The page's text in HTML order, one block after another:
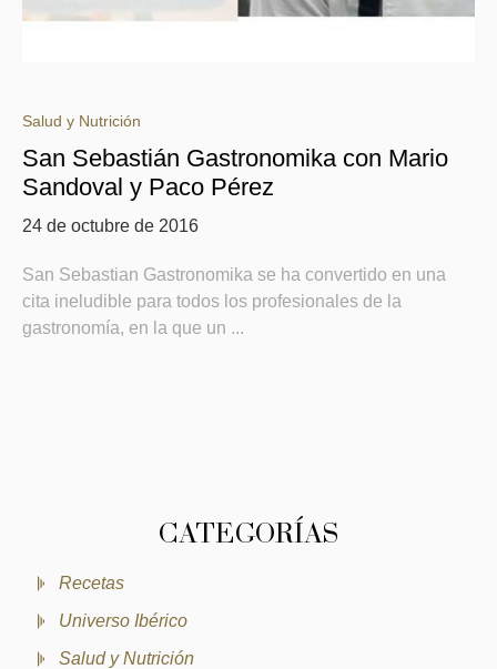
Salud y Nutrición
San Sebastián Gastronomika con Mario
Sandoval y Paco Pérez
24 de octubre de 2016
San Sebastian Gastronomika se ha convertido en una
cita ineludible para todos los profesionales de la
gastronomía, en la que un ...
CATEGORÍAS
Recetas
Universo Ibérico
Salud y Nutrición